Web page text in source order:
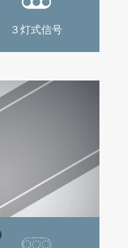
３灯式信号